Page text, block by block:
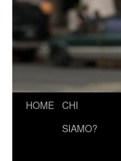
HOME CHI
SIAMO?